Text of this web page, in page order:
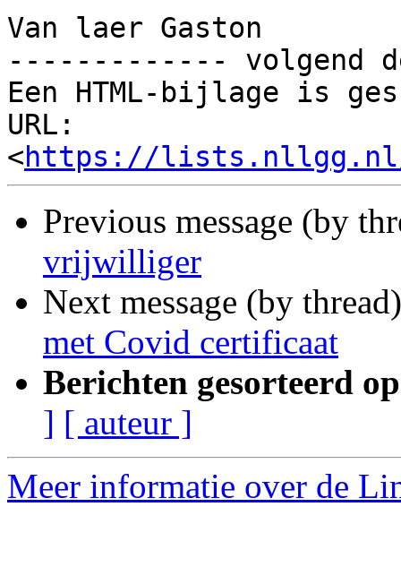
Van laer Gaston
------------- volgend
Een HTML-bijlage is
URL:
<https://lists.nllgg.nl/
Previous message (by
vrijwilliger
Next message (by
met Covid certificaat
Berichten gesorteerd
] [ auteur ]
Meer informatie over de